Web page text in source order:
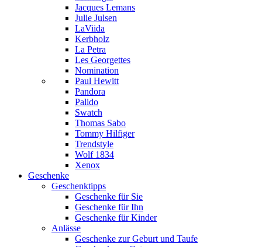
Jacques Lemans
Julie Julsen
LaViida
Kerbholz
La Petra
Les Georgettes
Nomination
Paul Hewitt
Pandora
Palido
Swatch
Thomas Sabo
Tommy Hilfiger
Trendstyle
Wolf 1834
Xenox
Geschenke
Geschenktipps
Geschenke für Sie
Geschenke für Ihn
Geschenke für Kinder
Anlässe
Geschenke zur Geburt und Taufe